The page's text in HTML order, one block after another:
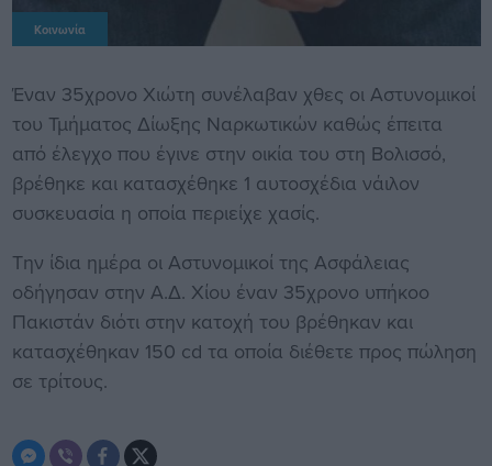
Κοινωνία
Έναν 35χρονο Χιώτη συνέλαβαν χθες οι Αστυνομικοί
του Τμήματος Δίωξης Ναρκωτικών καθώς έπειτα
από έλεγχο που έγινε στην οικία του στη Βολισσό,
βρέθηκε και κατασχέθηκε 1 αυτοσχέδια νάιλον
συσκευασία η οποία περιείχε χασίς.
Την ίδια ημέρα οι Αστυνομικοί της Ασφάλειας
οδήγησαν στην Α.Δ. Χίου έναν 35χρονο υπήκοο
Πακιστάν διότι στην κατοχή του βρέθηκαν και
κατασχέθηκαν 150 cd τα οποία διέθετε προς πώληση
σε τρίτους.